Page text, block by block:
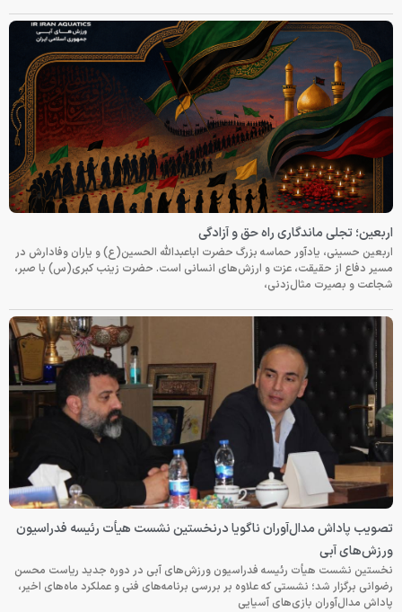
اربعین؛ تجلی ماندگاری راه حق و آزادگی
اربعین حسینی، یادآور حماسه بزرگ حضرت اباعبدالله الحسین(ع) و یاران وفادارش در
مسیر دفاع از حقیقت، عزت و ارزش‌های انسانی است. حضرت زینب کبری(س) با صبر،
شجاعت و بصیرت مثال‌زدنی،
تصویب پاداش مدال‌آوران ناگویا درنخستین نشست هیأت رئیسه فدراسیون
ورزش‌های آبی
نخستین نشست هیأت رئیسه فدراسیون ورزش‌های آبی در دوره جدید ریاست محسن
رضوانی برگزار شد؛ نشستی که علاوه بر بررسی برنامه‌های فنی و عملکرد ماه‌های اخیر،
پاداش مدال‌آوران بازی‌های آسیایی